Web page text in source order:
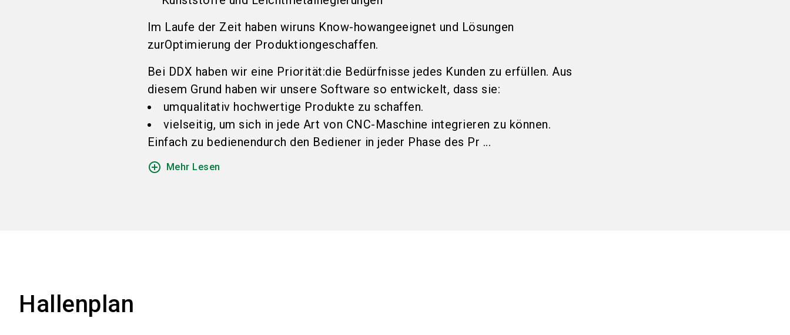
Im Laufe der Zeit haben wiruns Know-howangeeignet und Lösungen
zurOptimierung der Produktiongeschaffen.
Bei DDX haben wir eine Priorität:die Bedürfnisse jedes Kunden zu erfüllen. Aus
diesem Grund haben wir unsere Software so entwickelt, dass sie:
umqualitativ hochwertige Produkte zu schaffen.
vielseitig, um sich in jede Art von CNC-Maschine integrieren zu können.
Einfach zu bedienendurch den Bediener in jeder Phase des Pr ...
add_circle_outline Mehr Lesen
Hallenplan